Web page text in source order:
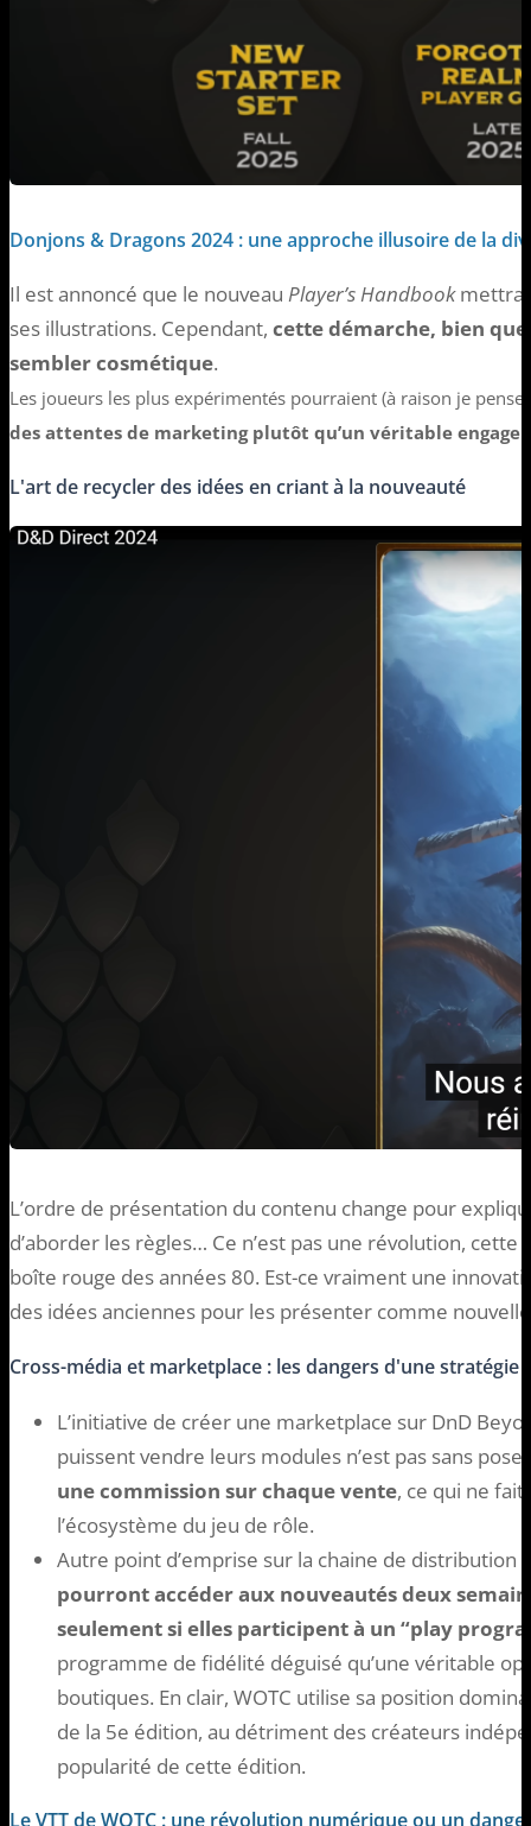
Donjons & Dragons 2024 : une approche illusoire de la
Il est annoncé que le nouveau Player’s Handbookmettra
ses illustrations. Cependant, cette démarche, bien
sembler cosmétique.
Les joueurs les plus expérimentés pourraient (à raison je
des attentes de marketing plutôt qu’un véritable
L'art de recycler des idées en criant à la nouveauté
L’ordre de présentation du contenu change pour
d’aborder les règles… Ce n’est pas une révolution,
boîte rouge des années 80. Est-ce vraiment une
des idées anciennes pour les présenter comme
Cross-média et marketplace : les dangers d'une stratégie
L’initiative de créer une marketplace sur DnD
puissent vendre leurs modules n’est pas sans
une commission sur chaque vente, ce qui ne
l’écosystème du jeu de rôle.
Autre point d’emprise sur la chaine de distribution
pourront accéder aux nouveautés deux
seulement si elles participent à un “play
programme de fidélité déguisé qu’une véritable
boutiques. En clair, WOTC utilise sa position
de la 5e édition, au détriment des créateurs
popularité de cette édition.
Le VTT de WOTC : une révolution numérique ou un